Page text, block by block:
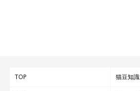
TOP 猫豆知識